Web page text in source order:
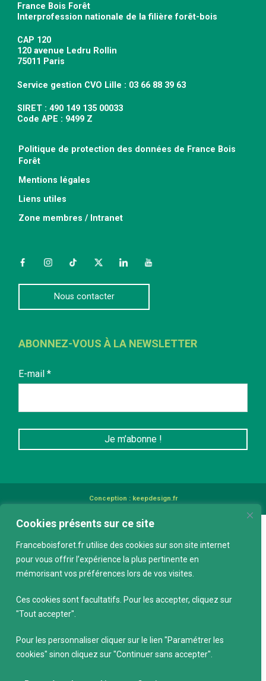
Cookies présents sur ce site
Franceboisforet.fr utilise des cookies sur son site internet
pour vous offrir l’expérience la plus pertinente en
mémorisant vos préférences lors de vos visites.
Ces cookies sont facultatifs. Pour les accepter, cliquez sur
"Tout accepter".
Pour les personnaliser cliquer sur le lien "Paramétrer les
cookies" sinon cliquez sur "Continuer sans accepter".
France Bois Forêt
Interprofession nationale de la filière forêt-bois
CAP 120
120 avenue Ledru Rollin
75011 Paris
Service gestion CVO Lille : 03 66 88 39 63
SIRET : 490 149 135 00033
Code APE : 9499 Z
Politique de protection des données de France Bois
Forêt
Mentions légales
Liens utiles
Zone membres / Intranet
FacebookInstagramTikTokTwitterLinkedInYouTube
Nous contacter
ABONNEZ-VOUS À LA NEWSLETTER
E-mail *
Conception : keepdesign.fr